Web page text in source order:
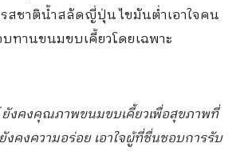
สชาติน้ำสลัดญี่ปุ่น ไขมันต่ำเอาใจคน
ทานขนมขบเคี้ยวโดยเฉพาะ
ยังคงคุณภาพขนมขบเคี้ยวเพื่อสุขภาพที่
งคงความอร่อย เอาใจผู้ที่ชื่นชอบการรับ